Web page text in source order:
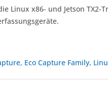
Linux x86- und Jetson TX2-
, Eco Capture Family,